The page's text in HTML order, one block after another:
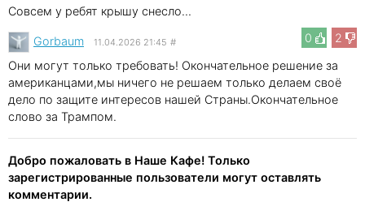
Совсем у ребят крышу снесло...
0
2
Gorbaum 11.04.2026 21:45 #
Они могут только требовать! Окончательное решение за
американцами,мы ничего не решаем только делаем своё
дело по защите интересов нашей Страны.Окончательное
слово за Трампом.
Добро пожаловать в Наше Кафе! Только
зарегистрированные пользователи могут оставлять
комментарии.